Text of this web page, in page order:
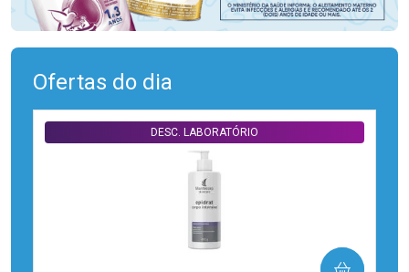
Ofertas do dia
DESC. LABORATÓRIO
COMPRAR